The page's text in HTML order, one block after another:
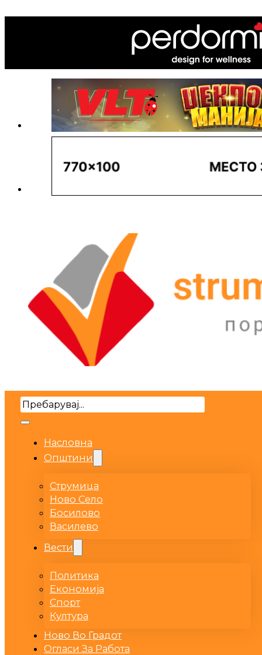
Search
Насловна
Општини
Струмица
Ново Село
Босилово
Василево
Вести
Политика
Економија
Спорт
Култура
Ново Во Градот
Огласи За Работа